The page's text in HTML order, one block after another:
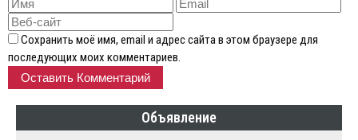
Сохранить моё имя, email и адрес сайта в этом браузере для
последующих моих комментариев.
Объявление